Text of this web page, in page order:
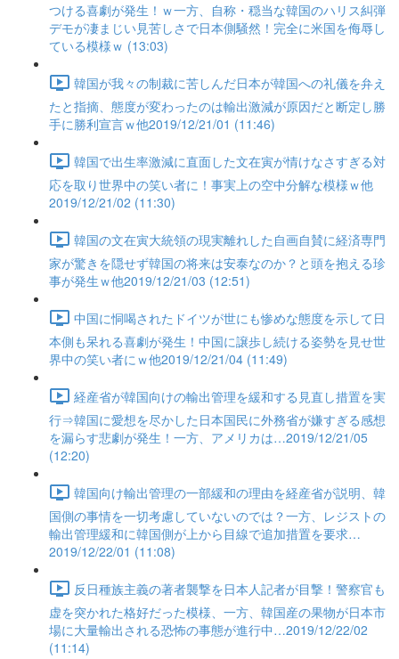
つける喜劇が発生！ｗ一方、自称・穏当な韓国のハリス糾弾
デモが凄まじい見苦しさで日本側騒然！完全に米国を侮辱し
ている模様ｗ (13:03)
韓国が我々の制裁に苦しんだ日本が韓国への礼儀を弁え
たと指摘、態度が変わったのは輸出激減が原因だと断定し勝
手に勝利宣言ｗ他2019/12/21/01 (11:46)
韓国で出生率激減に直面した文在寅が情けなさすぎる対
応を取り世界中の笑い者に！事実上の空中分解な模様ｗ他
2019/12/21/02 (11:30)
韓国の文在寅大統領の現実離れした自画自賛に経済専門
家が驚きを隠せず韓国の将来は安泰なのか？と頭を抱える珍
事が発生ｗ他2019/12/21/03 (12:51)
中国に恫喝されたドイツが世にも惨めな態度を示して日
本側も呆れる喜劇が発生！中国に譲歩し続ける姿勢を見せ世
界中の笑い者にｗ他2019/12/21/04 (11:49)
経産省が韓国向けの輸出管理を緩和する見直し措置を実
行⇒韓国に愛想を尽かした日本国民に外務省が嫌すぎる感想
を漏らす悲劇が発生！一方、アメリカは…2019/12/21/05
(12:20)
韓国向け輸出管理の一部緩和の理由を経産省が説明、韓
国側の事情を一切考慮していないのでは？一方、レジストの
輸出管理緩和に韓国側が上から目線で追加措置を要求…
2019/12/22/01 (11:08)
反日種族主義の著者襲撃を日本人記者が目撃！警察官も
虚を突かれた格好だった模様、一方、韓国産の果物が日本市
場に大量輸出される恐怖の事態が進行中…2019/12/22/02
(11:14)